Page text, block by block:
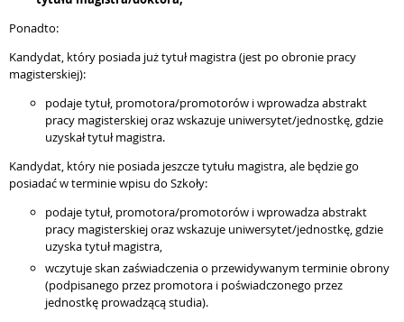
Ponadto:
Kandydat, który posiada już tytuł magistra (jest po obronie pracy
magisterskiej):
podaje tytuł, promotora/promotorów i wprowadza abstrakt
pracy magisterskiej oraz wskazuje uniwersytet/jednostkę, gdzie
uzyskał tytuł magistra.
Kandydat, który nie posiada jeszcze tytułu magistra, ale będzie go
posiadać w terminie wpisu do Szkoły:
podaje tytuł, promotora/promotorów i wprowadza abstrakt
pracy magisterskiej oraz wskazuje uniwersytet/jednostkę, gdzie
uzyska tytuł magistra,
wczytuje skan zaświadczenia o przewidywanym terminie obrony
(podpisanego przez promotora i poświadczonego przez
jednostkę prowadzącą studia).